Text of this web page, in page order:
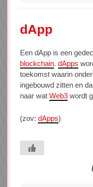
dApp
Een dApp is een
blockchain. dApps
toekomst waarin
ingebouwd zitten en
naar wat Web3 wordt
(zov: dApps)